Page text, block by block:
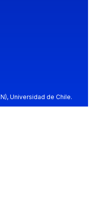
Universidad de Chile.